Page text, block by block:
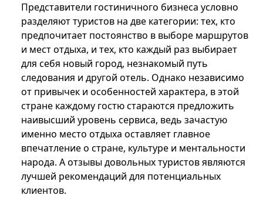
Представители гостиничного бизнеса условно
разделяют туристов на две категории: тех, кто
предпочитает постоянство в выборе маршрутов
и мест отдыха, и тех, кто каждый раз выбирает
для себя новый город, незнакомый путь
следования и другой отель. Однако независимо
от привычек и особенностей характера, в этой
стране каждому гостю стараются предложить
наивысший уровень сервиса, ведь зачастую
именно место отдыха оставляет главное
впечатление о стране, культуре и ментальности
народа. А отзывы довольных туристов являются
лучшей рекомендаций для потенциальных
клиентов.